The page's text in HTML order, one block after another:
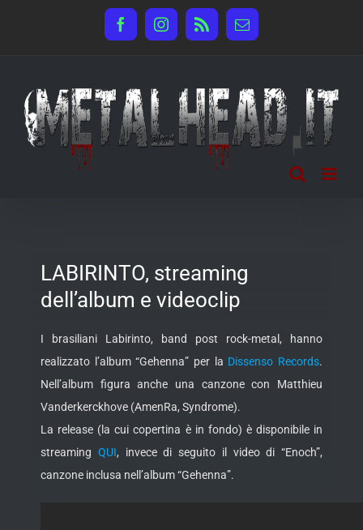
FacebookInstagram
Rss Email
LABIRINTO, streaming
dell’album e videoclip
I brasiliani Labirinto, band post rock-metal, hanno
realizzato l’album “Gehenna” per la Dissenso Records.
Nell’album figura anche una canzone con Matthieu
Vanderkerckhove (AmenRa, Syndrome).
La release (la cui copertina è in fondo) è disponibile in
streaming QUI, invece di seguito il video di “Enoch”,
canzone inclusa nell’album“Gehenna”.